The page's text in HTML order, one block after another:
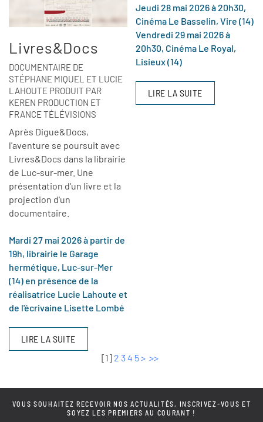
Livres&Docs
DOCUMENTAIRE DE
STÉPHANE MIQUEL ET LUCIE
LAHOUTE PRODUIT PAR
KEREN PRODUCTION ET
FRANCE TÉLÉVISIONS
Après Digue&Docs,
l'aventure se poursuit avec
Livres&Docs dans la librairie
de Luc-sur-mer. Une
présentation d'un livre et la
projection d'un
documentaire.
Mardi 27 mai 2026 à partir de
19h, librairie le Garage
hermétique, Luc-sur-Mer
(14) en présence de la
réalisatrice Lucie Lahoute et
de l'écrivaine Lisette Lombé
LIRE LA SUITE
Jeudi 28 mai 2026 à 20h30,
Cinéma Le Basselin, Vire (14)
Vendredi 29 mai 2026 à
20h30, Cinéma Le Royal,
Lisieux (14)
LIRE LA SUITE
[1 ] 2 34 5> >>
VOUS SOUHAITEZ RECEVOIR NOS ACTUALITÉS, INSCRIVEZ-VOUS ET
SOYEZ LES PREMIERS AU COURANT !